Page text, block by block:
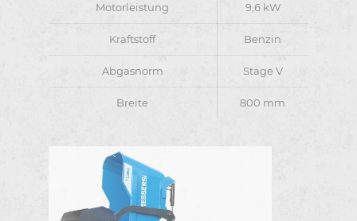
Motorleistung 9,6 kW
Kraftstoff Benzin
Abgasnorm Stage V
Breite 800 mm